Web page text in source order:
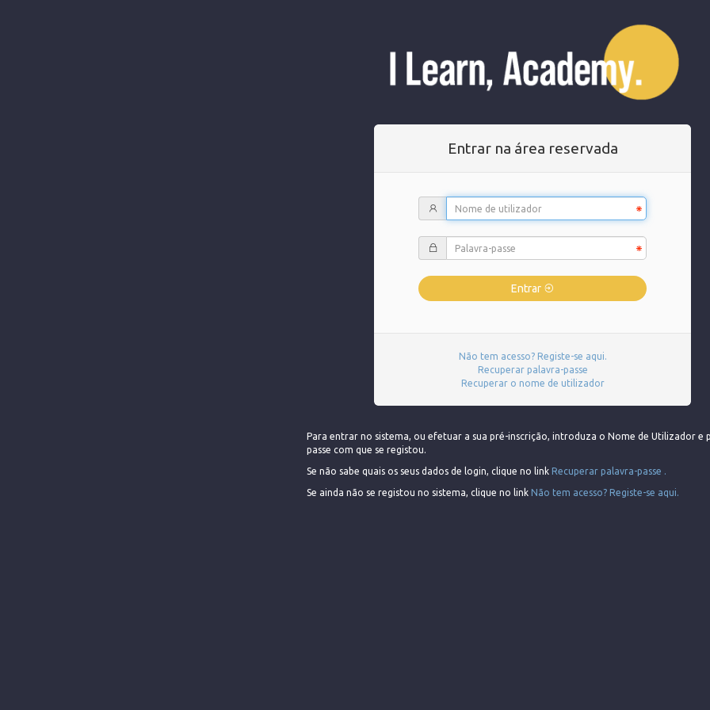
Entrar na área reservada
Entrar
Não tem acesso? Registe-se aqui.
Recuperar palavra-passe
Recuperar o nome de utilizador
Para entrar no sistema, ou efetuar a sua pré-inscrição, introduza o Nome de Utilizador e
passe com que se registou.
Se não sabe quais os seus dados de login, clique no link Recuperar palavra-passe .
Se ainda não se registou no sistema, clique no link Não tem acesso? Registe-se aqui.